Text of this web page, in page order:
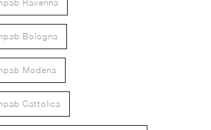
Ravenna
Bologna
Modena
Cattolica